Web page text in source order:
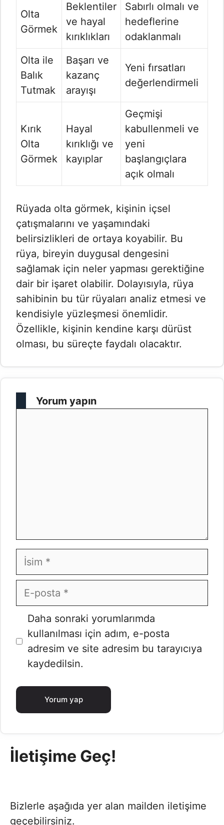
Olta
Görmek
Beklentiler
ve hayal
kırıklıkları
Sabırlı olmalı ve
hedeflerine
odaklanmalı
Olta ile
Balık
Tutmak
Başarı ve
kazanç
arayışı
Yeni fırsatları
değerlendirmeli
Kırık
Olta
Görmek
Hayal
kırıklığı ve
kayıplar
Geçmişi
kabullenmeli ve
yeni
başlangıçlara
açık olmalı
Rüyada olta görmek, kişinin içsel
çatışmalarını ve yaşamındaki
belirsizlikleri de ortaya koyabilir. Bu
rüya, bireyin duygusal dengesini
sağlamak için neler yapması gerektiğine
dair bir işaret olabilir. Dolayısıyla, rüya
sahibinin bu tür rüyaları analiz etmesi ve
kendisiyle yüzleşmesi önemlidir.
Özellikle, kişinin kendine karşı dürüst
olması, bu süreçte faydalı olacaktır.
Yorum yapın
İsim
E-
posta
İnternet
sitesi
Daha sonraki yorumlarımda
kullanılması için adım, e-posta
adresim ve site adresim bu tarayıcıya
kaydedilsin.
İletişime Geç!
Bizlerle aşağıda yer alan mailden iletişime
geçebilirsiniz.